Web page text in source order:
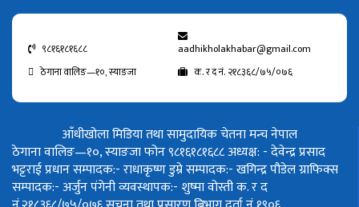
९८१६१८१६८८
aadhikholakhabar@gmail.com
ठेगाना वालिङ—१०, स्याङजा
क. र द नं. २१८३६८/७५/०७६
आँधीखोला मिडिया तथा सामुदायिक चेतना मन्च नेपाल
ठेगाना वालिङ—१०, स्याङजा फोन ९८१६१८१६८८अध्यक्ष: - देवेन्द्र प्रसाद
भट्टराईप्रधान सम्पादक:- राधाकृष्ण डुम्रेसम्पादक:- खगिन्द्र पौडेलग्राफिक्स
सम्पादक:- अर्जुन पंगेनीव्यवस्थापक:- शुष्मा वोस्तीक. र द